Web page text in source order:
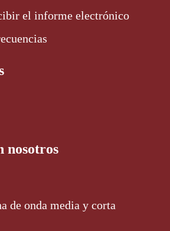
el informe electrónico
nosotros
de onda media y corta